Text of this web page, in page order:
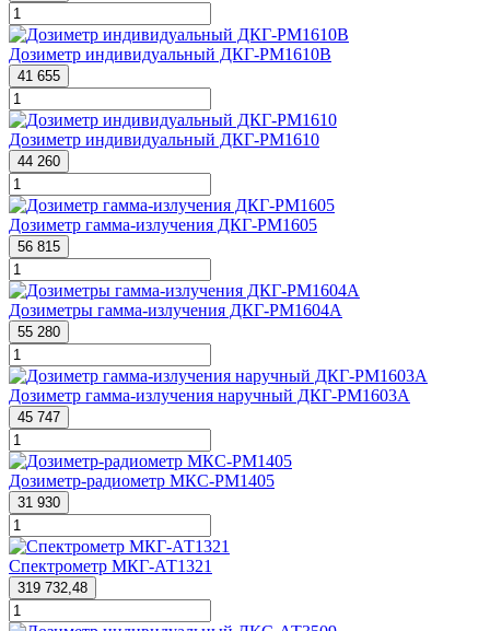
Дозиметр индивидуальный ДКГ-PM1610В
41 655
Дозиметр индивидуальный ДКГ-PM1610
44 260
Дозиметр гамма-излучения ДКГ-PM1605
56 815
Дозиметры гамма-излучения ДКГ-РМ1604А
55 280
Дозиметр гамма-излучения наручный ДКГ-PM1603А
45 747
Дозиметр-радиометр МКС-PM1405
31 930
Спектрометр МКГ-АТ1321
319 732,48